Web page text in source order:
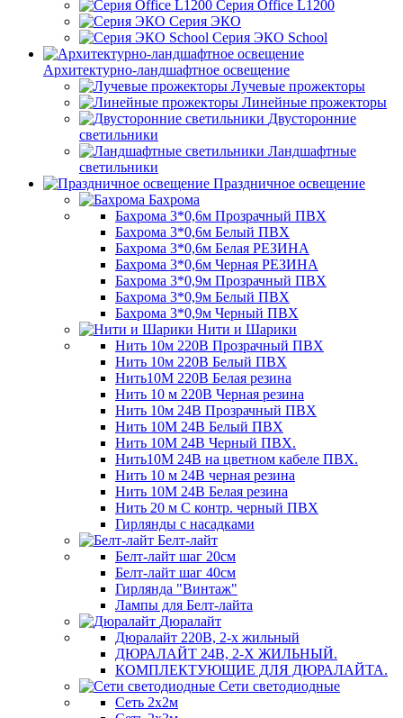
Серия Office L1200
Серия ЭКО
Серия ЭКО School
Архитектурно-ландшафтное освещение
Лучевые прожекторы
Линейные прожекторы
Двусторонние
светильники
Ландшафтные
светильники
Праздничное освещение
Бахрома
Бахрома 3*0,6м Прозрачный ПВХ
Бахрома 3*0,6м Белый ПВХ
Бахрома 3*0,6м Белая РЕЗИНА
Бахрома 3*0,6м Черная РЕЗИНА
Бахрома 3*0,9м Прозрачный ПВХ
Бахрома 3*0,9м Белый ПВХ
Бахрома 3*0,9м Черный ПВХ
Нити и Шарики
Нить 10м 220В Прозрачный ПВХ
Нить 10м 220В Белый ПВХ
Нить10М 220В Белая резина
Нить 10 м 220В Черная резина
Нить 10м 24В Прозрачный ПВХ
Нить 10М 24В Белый ПВХ
Нить 10М 24В Черный ПВХ.
Нить10М 24В на цветном кабеле ПВХ.
Нить 10 м 24В черная резина
Нить 10М 24В Белая резина
Нить 20 м С контр. черный ПВХ
Гирлянды с насадками
Белт-лайт
Белт-лайт шаг 20см
Белт-лайт шаг 40см
Гирлянда "Винтаж"
Лампы для Белт-лайта
Дюралайт
Дюралайт 220В, 2-х жильный
ДЮРАЛАЙТ 24В, 2-Х ЖИЛЬНЫЙ.
КОМПЛЕКТУЮЩИЕ ДЛЯ ДЮРАЛАЙТА.
Сети светодиодные
Сеть 2х2м